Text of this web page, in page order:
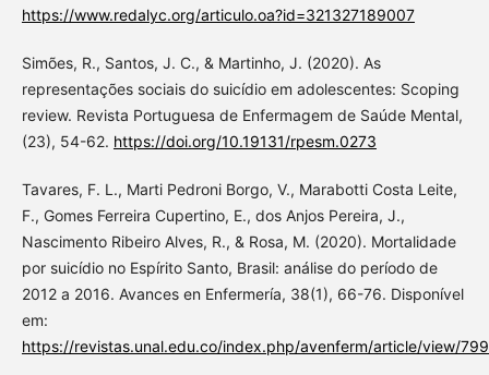
https://www.redalyc.org/articulo.oa?id=321327189007
Simões, R., Santos, J. C., & Martinho, J. (2020). As
representações sociais do suicídio em adolescentes: Scoping
review. Revista Portuguesa de Enfermagem de Saúde Mental,
(23), 54-62. https://doi.org/10.19131/rpesm.0273
Tavares, F. L., Marti Pedroni Borgo, V., Marabotti Costa Leite,
F., Gomes Ferreira Cupertino, E., dos Anjos Pereira, J.,
Nascimento Ribeiro Alves, R., & Rosa, M. (2020). Mortalidade
por suicídio no Espírito Santo, Brasil: análise do período de
2012 a 2016. Avances en Enfermería, 38(1), 66-76. Disponível
em:
https://revistas.unal.edu.co/index.php/avenferm/article/view/